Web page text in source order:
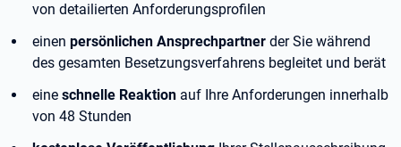
von detailierten Anforderungsprofilen
einen persönlichen Ansprechpartner der Sie während
des gesamten Besetzungsverfahrens begleitet und berät
eine schnelle Reaktion auf Ihre Anforderungen innerhalb
von 48 Stunden